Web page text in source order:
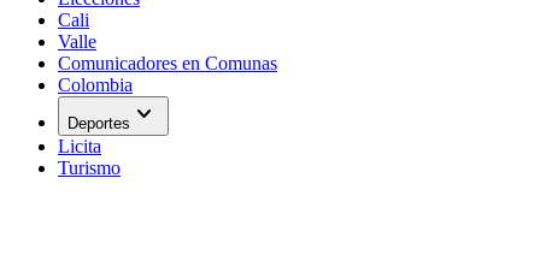
Cali
Valle
Comunicadores en Comunas
Colombia
Deportes expand_more
Licita
Turismo